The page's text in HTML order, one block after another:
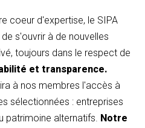
coeur d'expertise, le SIPA
s'ouvrir à de nouvelles
toujours dans le respect de
et transparence.
à nos membres l'accès à
sélectionnées : entreprises
patrimoine alternatifs. Notre